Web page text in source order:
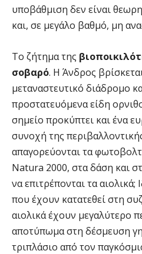
υποβάθμιση δεν είναι
και, σε μεγάλο βαθμό, μη
Το ζήτημα της
σοβαρό. Η Άνδρος
μεταναστευτικό διάδρομο
προστατευόμενα είδη
σημείο προκύπτει και ένα
συνοχή της
απαγορεύονται τα
Natura 2000, στα δάση και
να επιτρέπονται τα αιολικά;
που έχουν κατατεθεί στη
αιολικά έχουν μεγαλύτερο
αποτύπωμα στη δέσμευση
τριπλάσιο από τον